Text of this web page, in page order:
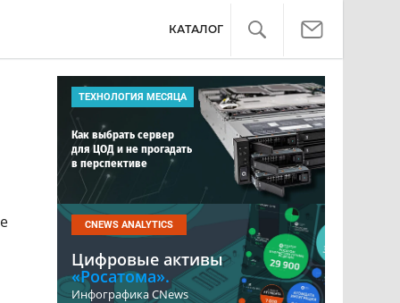
КАТАЛОГ
ТЕХНОЛОГИЯ МЕСЯЦА
Как выбрать сервер
для ЦОД и не прогадать
в перспективе
CNEWS ANALYTICS
Цифровые активы
«Росатома».
Инфографика CNews